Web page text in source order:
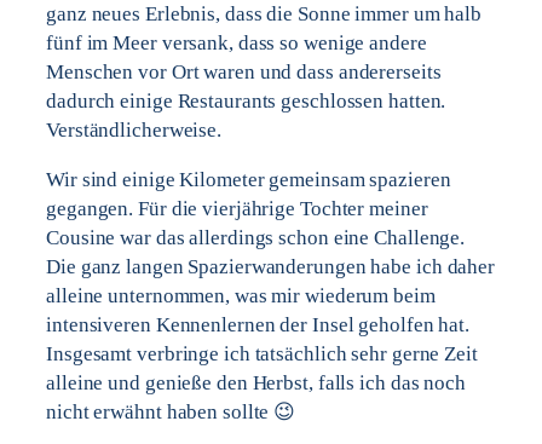
ganz neues Erlebnis, dass die Sonne immer um halb
fünf im Meer versank, dass so wenige andere
Menschen vor Ort waren und dass andererseits
dadurch einige Restaurants geschlossen hatten.
Verständlicherweise.
Wir sind einige Kilometer gemeinsam spazieren
gegangen. Für die vierjährige Tochter meiner
Cousine war das allerdings schon eine Challenge.
Die ganz langen Spazierwanderungen habe ich daher
alleine unternommen, was mir wiederum beim
intensiveren Kennenlernen der Insel geholfen hat.
Insgesamt verbringe ich tatsächlich sehr gerne Zeit
alleine und genieße den Herbst, falls ich das noch
nicht erwähnt haben sollte 😉